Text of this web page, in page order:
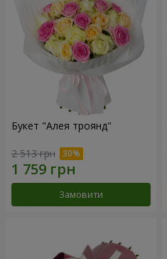
Букет "Алея троянд"
2 513 грн
Замовити